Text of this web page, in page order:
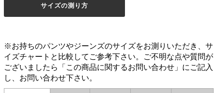
サイズの測り方
※お持ちのパンツやジーンズのサイズをお測りいただき、サ
イズチャートと比較してご参考下さい。ご不明な点や質問が
ございましたら「この商品に関するお問い合わせ」にご記入
し、お問い合わせ下さい。